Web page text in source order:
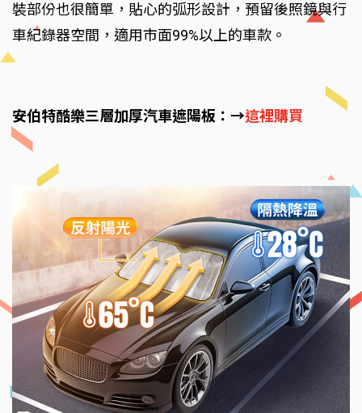
裝部份也很簡單，貼心的弧形設計，預留後照鏡與行
車紀錄器空間，適用市面99%以上的車款。
安伯特酷樂三層加厚汽車遮陽板：→這裡購買